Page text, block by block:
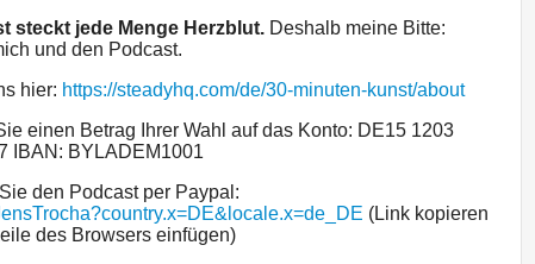
steckt jede Menge Herzblut. Deshalb meine Bitte:
und den Podcast.
hier: https://steadyhq.com/de/30-minuten-kunst/about
einen Betrag Ihrer Wahl auf das Konto: DE15 1203
IBAN: BYLADEM1001
den Podcast per Paypal:
(Link kopieren
des Browsers einfügen)